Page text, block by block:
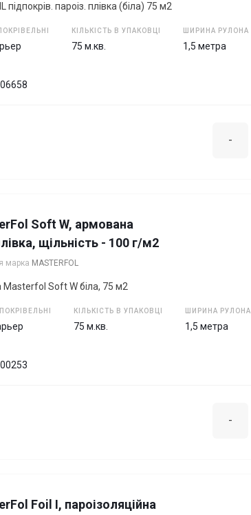
підпокрів. пароіз. плівка (біла) 75 м2
КІЛЬКІСТЬ В УПАКОВЦІ
75 м.кв.
ШИРИНА РУЛОНА
1,5 метра
-
Soft W, армована
щільність - 100 г/м2
марка MASTERFOL
Masterfol Soft W біла, 75 м2
КІЛЬКІСТЬ В УПАКОВЦІ
75 м.кв.
ШИРИНА РУЛОНА
1,5 метра
-
Foil І, пароізоляційна